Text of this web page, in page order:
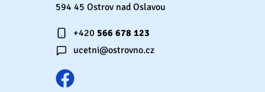
594 45 Ostrov nad Oslavou
+420 566 678 123
ucetni@ostrovno.cz